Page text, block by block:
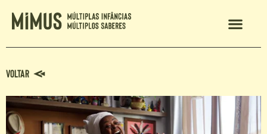
Voltar